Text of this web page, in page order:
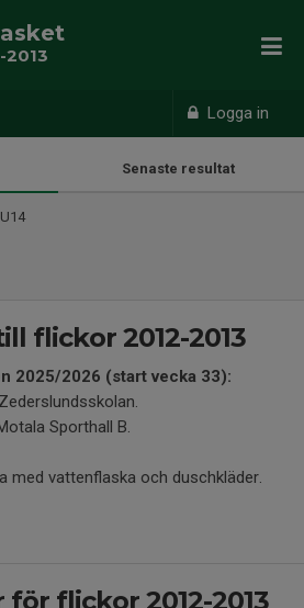
Logga in
2013
Senaste resultat
flickor 2012-2013
2025/2026 (start vecka 33):
Sporthall B.
med vattenflaska och duschkläder.
flickor 2012-2013